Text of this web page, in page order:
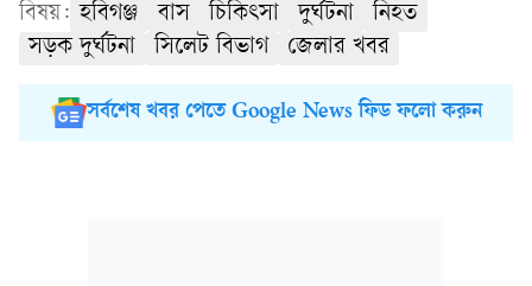
বিষয়: হবিগঞ্জ বাস চিকিৎসা দুর্ঘটনা
নিহত
সড়ক দুর্ঘটনা
সিলেট বিভাগ জেলার খবর
সর্বশেষ খবর পেতে Google News ফিড ফলো করুন